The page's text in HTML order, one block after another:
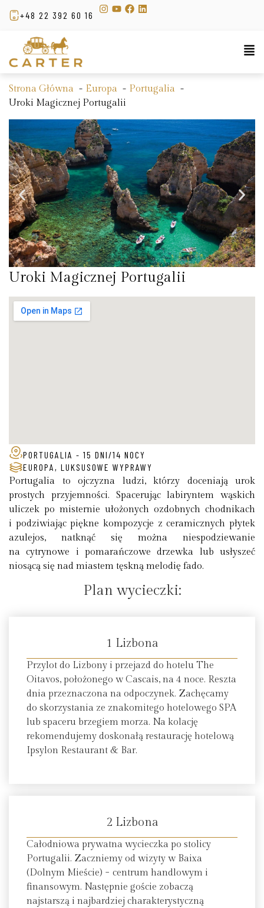
+48 22 392 60 16
Strona Główna Europa
Portugalia
Uroki Magicznej Portugalii
Uroki Magicznej Portugalii
PORTUGALIA - 15 DNI/14 NOCY
EUROPA , LUKSUSOWE WYPRAWY
Portugalia to ojczyzna ludzi, którzy doceniają urok
prostych przyjemności. Spacerując labiryntem wąskich
uliczek po misternie ułożonych ozdobnych chodnikach
i podziwiając piękne kompozycje z ceramicznych płytek
azulejos, natknąć się można niespodziewanie
na cytrynowe i pomarańczowe drzewka lub usłyszeć
niosącą się nad miastem tęskną melodię fado.
Plan wycieczki:
1 Lizbona
Przylot do Lizbony i przejazd do hotelu The
Oitavos, położonego w Cascais, na 4 noce. Reszta
dnia przeznaczona na odpoczynek. Zachęcamy
do skorzystania ze znakomitego hotelowego SPA
lub spaceru brzegiem morza. Na kolację
rekomendujemy doskonałą restaurację hotelową
Ipsylon Restaurant & Bar.
2 Lizbona
Całodniowa prywatna wycieczka po stolicy
Portugalii. Zaczniemy od wizyty w Baixa
(Dolnym Mieście) − centrum handlowym i
finansowym. Następnie goście zobaczą
najstarszą i najbardziej charakterystyczną